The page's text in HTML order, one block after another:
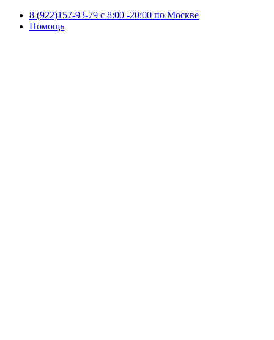
8 (922)157-93-79 c 8:00 -20:00 по Москве
Помощь